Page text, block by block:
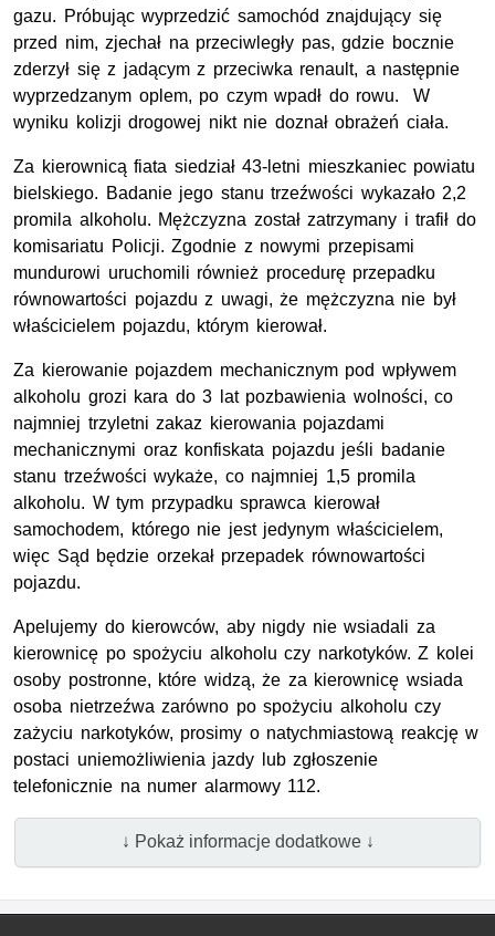
gazu. Próbując wyprzedzić samochód znajdujący się
przed nim, zjechał na przeciwległy pas, gdzie bocznie
zderzył się z jadącym z przeciwka renault, a następnie
wyprzedzanym oplem, po czym wpadł do rowu. W
wyniku kolizji drogowej nikt nie doznał obrażeń ciała.
Za kierownicą fiata siedział 43-letni mieszkaniec powiatu
bielskiego. Badanie jego stanu trzeźwości wykazało 2,2
promila alkoholu. Mężczyzna został zatrzymany i trafił do
komisariatu Policji. Zgodnie z nowymi przepisami
mundurowi uruchomili również procedurę przepadku
równowartości pojazdu z uwagi, że mężczyzna nie był
właścicielem pojazdu, którym kierował.
Za kierowanie pojazdem mechanicznym pod wpływem
alkoholu grozi kara do 3 lat pozbawienia wolności, co
najmniej trzyletni zakaz kierowania pojazdami
mechanicznymi oraz konfiskata pojazdu jeśli badanie
stanu trzeźwości wykaże, co najmniej 1,5 promila
alkoholu. W tym przypadku sprawca kierował
samochodem, którego nie jest jedynym właścicielem,
więc Sąd będzie orzekał przepadek równowartości
pojazdu.
Apelujemy do kierowców, aby nigdy nie wsiadali za
kierownicę po spożyciu alkoholu czy narkotyków. Z kolei
osoby postronne, które widzą, że za kierownicę wsiada
osoba nietrzeźwa zarówno po spożyciu alkoholu czy
zażyciu narkotyków, prosimy o natychmiastową reakcję w
postaci uniemożliwienia jazdy lub zgłoszenie
telefonicznie na numer alarmowy 112.
↓ Pokaż informacje dodatkowe ↓